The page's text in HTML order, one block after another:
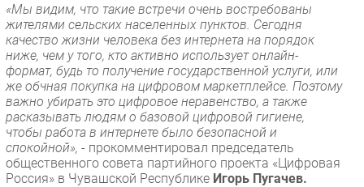
IT класс
Тестовый стенд
Каталог компаний
«Мы видим, что такие встречи очень востребованы
жителями сельских населенных пунктов. Сегодня
качество жизни человека без интернета на порядок
ниже, чем у того, кто активно использует онлайн-
формат, будь то получение государственной услуги, или
же обчная покупка на цифровом маркетплейсе. Поэтому
важно убирать это цифровое неравенство, а также
расказывать людям о базовой цифровой гигиене,
чтобы работа в интернете было безопасной и
спокойной», - прокомментировал председатель
общественного совета партийного проекта «Цифровая
Россия» в Чувашской Республике Игорь Пугачев.